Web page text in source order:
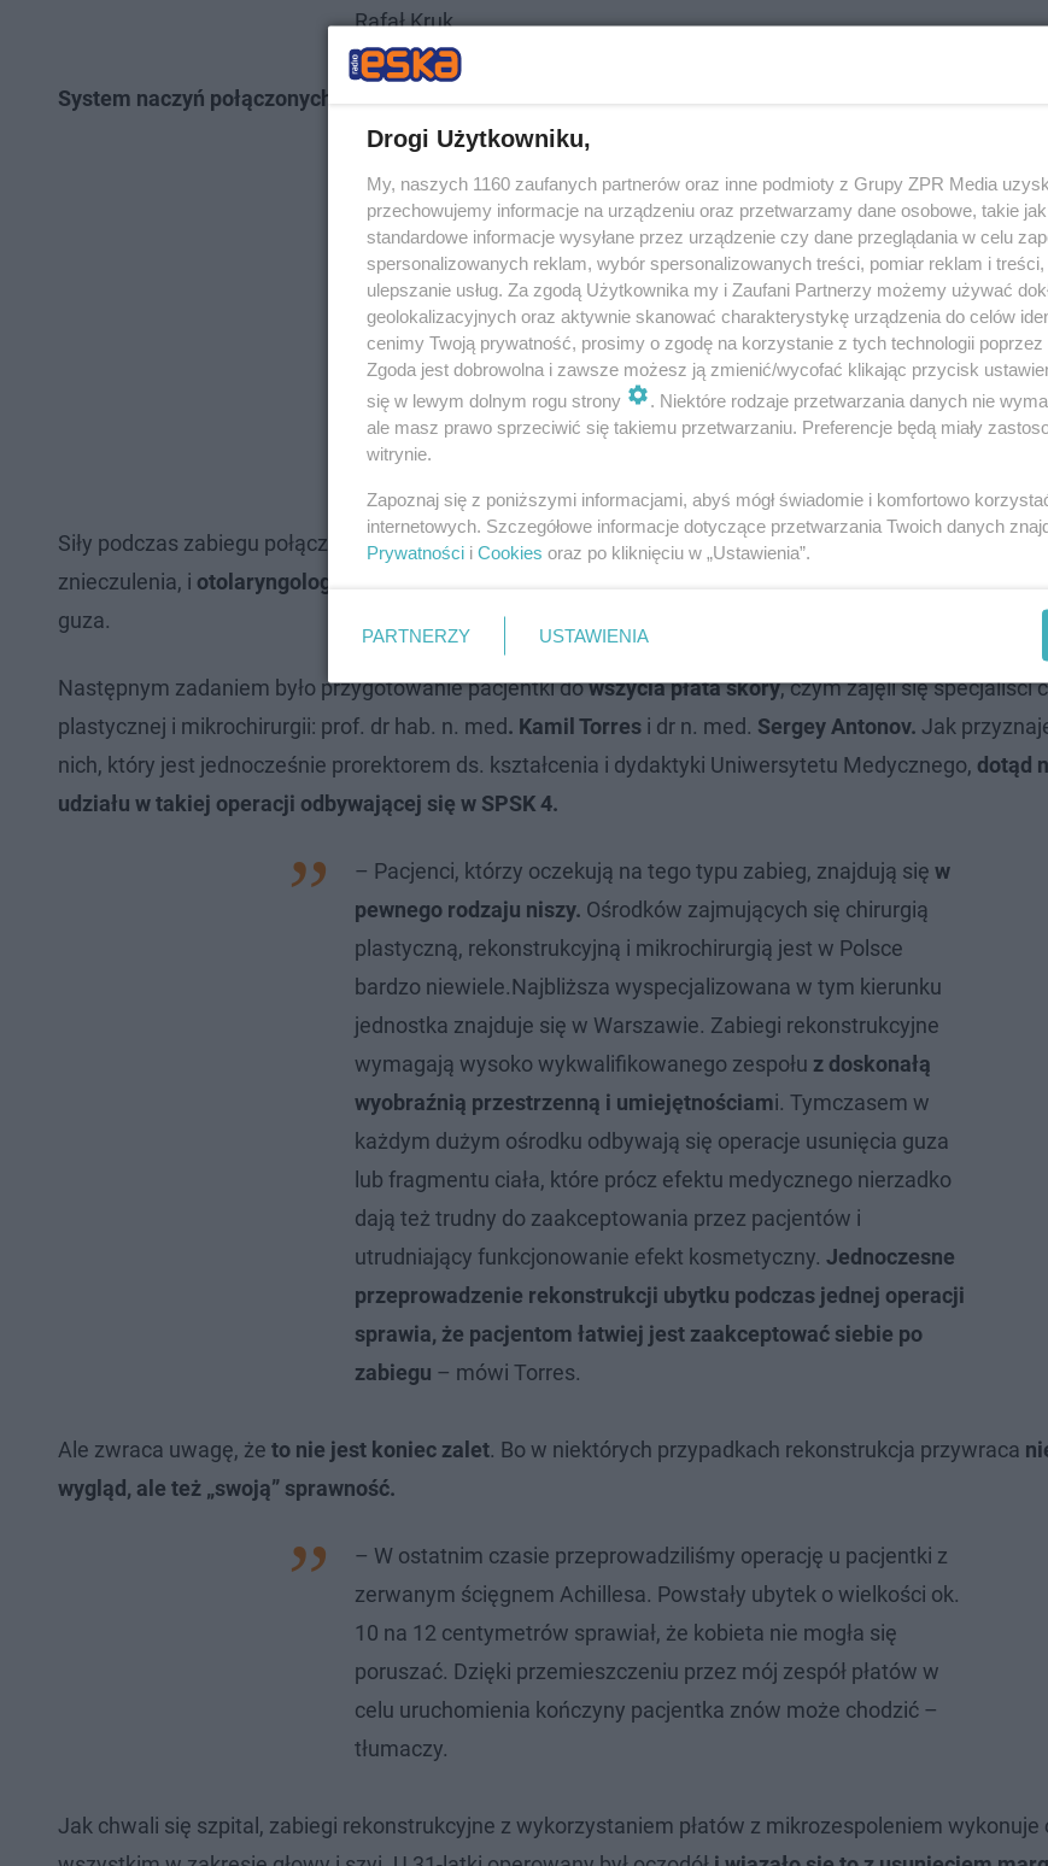
Rafał Kruk.
System naczyń połączonych
Siły podczas zabiegu połączyli oprócz niegoanestezjolożka Ewa Gajewska, która dbałą o prawidłowy
znieczulenia, i otolaryngolog dr n. med. Adam Kłos
guza.
Następnym zadaniem było przygotowanie pacjentki dowszycia płata skóry, czym zajęli się specjaliści
plastycznej i mikrochirurgii: prof. dr hab. n. med. Kamil Torres i dr n. med. Sergey Antonov. Jak
nich, który jest jednocześnie prorektorem ds. kształcenia i dydaktyki Uniwersytetu Medycznego, dotąd
udziału w takiej operacji odbywającej się w SPSK 4.
– Pacjenci, którzy oczekują na tego typu zabieg, znajdują się w
pewnego rodzaju niszy. Ośrodków zajmujących się chirurgią
plastyczną, rekonstrukcyjną i mikrochirurgią jest w Polsce
bardzo niewiele.Najbliższa wyspecjalizowana w tym kierunku
jednostka znajduje się w Warszawie. Zabiegi rekonstrukcyjne
wymagają wysoko wykwalifikowanego zespołu z doskonałą
wyobraźnią przestrzenną i umiejętnościami. Tymczasem w
każdym dużym ośrodku odbywają się operacje usunięcia guza
lub fragmentu ciała, które prócz efektu medycznego nierzadko
dają też trudny do zaakceptowania przez pacjentów i
utrudniający funkcjonowanie efekt kosmetyczny. Jednoczesne
przeprowadzenie rekonstrukcji ubytku podczas jednej operacji
sprawia, że pacjentom łatwiej jest zaakceptować siebie po
zabiegu – mówi Torres.
Ale zwraca uwagę, że to nie jest koniec zalet. Bo w niektórych przypadkach rekonstrukcja przywraca
wygląd, ale też „swoją” sprawność.
– W ostatnim czasie przeprowadziliśmy operację u pacjentki z
zerwanym ścięgnem Achillesa. Powstały ubytek o wielkości ok.
10 na 12 centymetrów sprawiał, że kobieta nie mogła się
poruszać. Dzięki przemieszczeniu przez mój zespół płatów w
celu uruchomienia kończyny pacjentka znów może chodzić –
tłumaczy.
Jak chwali się szpital, zabiegi rekonstrukcyjne z wykorzystaniem płatów z mikrozespoleniem wykonuje
Drogi Użytkowniku,
My, naszych 1160 zaufanych partnerów oraz inne podmioty z Grupy ZPR Media
przechowujemy informacje na urządzeniu oraz przetwarzamy dane osobowe, takie
standardowe informacje wysyłane przez urządzenie czy dane przeglądania w celu
spersonalizowanych reklam, wybór spersonalizowanych treści, pomiar reklam i
ulepszanie usług. Za zgodą Użytkownika my i Zaufani Partnerzy możemy używać
geolokalizacyjnych oraz aktywnie skanować charakterystykę urządzenia do celów
cenimy Twoją prywatność, prosimy o zgodę na korzystanie z tych technologii poprzez
Zgoda jest dobrowolna i zawsze możesz ją zmienić/wycofać klikając przycisk
się w lewym dolnym rogu strony
. Niektóre rodzaje przetwarzania danych nie
ale masz prawo sprzeciwić się takiemu przetwarzaniu. Preferencje będą miały
witrynie.
Zapoznaj się z poniższymi informacjami, abyś mógł świadomie i komfortowo
internetowych. Szczegółowe informacje dotyczące przetwarzania Twoich danych
Prywatności i Cookies oraz po kliknięciu w „Ustawienia”.
PARTNERZY USTAWIENIA